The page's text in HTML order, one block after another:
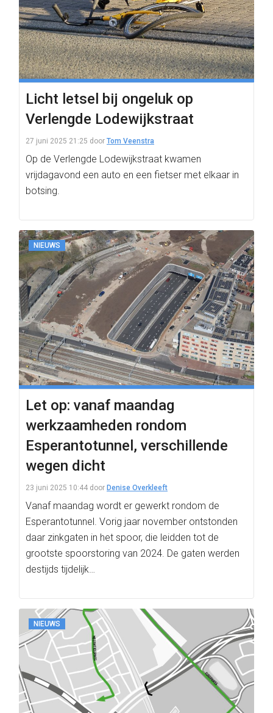
Licht letsel bij ongeluk op
Verlengde Lodewijkstraat
27 juni 2025 21:25 door Tom Veenstra
Op de Verlengde Lodewijkstraat kwamen
vrijdagavond een auto en een fietser met elkaar in
botsing.
NIEUWS
Let op: vanaf maandag
werkzaamheden rondom
Esperantotunnel, verschillende
wegen dicht
23 juni 2025 10:44 door Denise Overkleeft
Vanaf maandag wordt er gewerkt rondom de
Esperantotunnel. Vorig jaar november ontstonden
daar zinkgaten in het spoor, die leidden tot de
grootste spoorstoring van 2024. De gaten werden
destijds tijdelijk…
NIEUWS